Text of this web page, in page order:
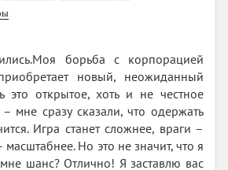
борьба с корпорацией
новый, неожиданный
это открытое, хоть и не честное
– мне сразу сказали, что одержать
Игра станет сложнее, враги –
Но это не значит, что я
шанс? Отлично! Я заставлю вас